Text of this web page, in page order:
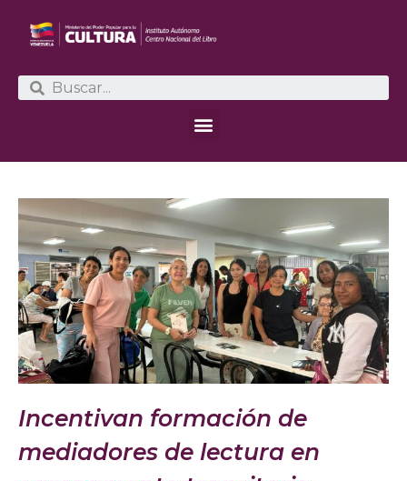
Incentivan formación de
mediadores de lectura en